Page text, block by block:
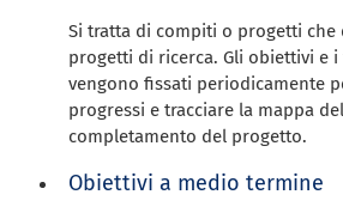
Si tratta di compiti o progetti che
progetti di ricerca. Gli obiettivi e i
vengono fissati periodicamente
progressi e tracciare la mappa
completamento del progetto.
Obiettivi a medio termine